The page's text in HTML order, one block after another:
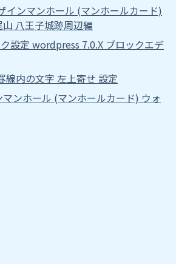
インマンホール (マンホールカード)
八王子城跡周辺編
設定 wordpress 7.0.X ブロックエデ
線内の文字 左上寄せ 設定
ンホール (マンホールカード) ウォ